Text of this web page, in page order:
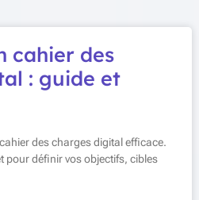
cahier des
: guide et
des charges digital efficace.
pour définir vos objectifs, cibles